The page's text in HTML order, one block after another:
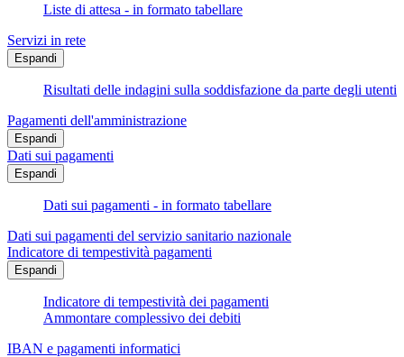
Liste di attesa - in formato tabellare
Servizi in rete
Espandi
Risultati delle indagini sulla soddisfazione da parte degli utenti
Pagamenti dell'amministrazione
Espandi
Dati sui pagamenti
Espandi
Dati sui pagamenti - in formato tabellare
Dati sui pagamenti del servizio sanitario nazionale
Indicatore di tempestività pagamenti
Espandi
Indicatore di tempestività dei pagamenti
Ammontare complessivo dei debiti
IBAN e pagamenti informatici